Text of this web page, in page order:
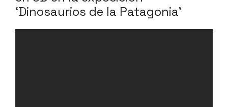
‘Dinosaurios de la Patagonia’